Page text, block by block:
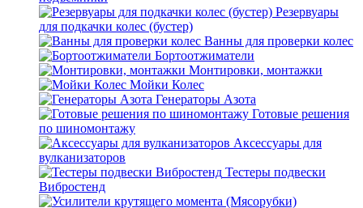
Резервуары
для подкачки колес (бустер)
Ванны для проверки колес
Бортоотжиматели
Монтировки, монтажки
Мойки Колес
Генераторы Азота
Готовые решения
по шиномонтажу
Аксессуары для
вулканизаторов
Тестеры подвески
Вибростенд